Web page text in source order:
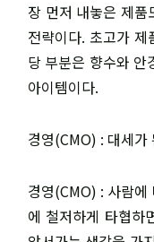
장 먼저 내놓은 제
전략이다. 초고가
당 부분은 향수와 안
아이템이다.
경영(CMO) : 대세가
경영(CMO) : 사람
에 철저하게 타협하